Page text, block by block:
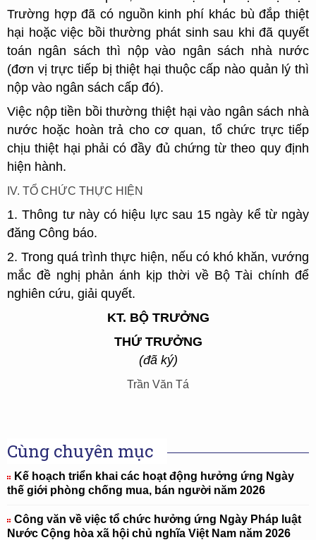
Trường hợp đã có nguồn kinh phí khác bù đắp thiệt
hại hoặc việc bồi thường phát sinh sau khi đã quyết
toán ngân sách thì nộp vào ngân sách nhà nước
(đơn vị trực tiếp bị thiệt hại thuộc cấp nào quản lý thì
nộp vào ngân sách cấp đó).
Việc nộp tiền bồi thường thiệt hại vào ngân sách nhà
nước hoặc hoàn trả cho cơ quan, tổ chức trực tiếp
chịu thiệt hại phải có đầy đủ chứng từ theo quy định
hiện hành.
IV. TỔ CHỨC THỰC HIỆN
1. Thông tư này có hiệu lực sau 15 ngày kể từ ngày
đăng Công báo.
2. Trong quá trình thực hiện, nếu có khó khăn, vướng
mắc đề nghị phản ánh kịp thời về Bộ Tài chính để
nghiên cứu, giải quyết.
KT. BỘ TRƯỞNG
THỨ TRƯỞNG
(đã ký)
Trần Văn Tá
Cùng chuyên mục
Kế hoạch triển khai các hoạt động hưởng ứng Ngày
thế giới phòng chống mua, bán người năm 2026
Công văn về việc tổ chức hưởng ứng Ngày Pháp luật
Nước Cộng hòa xã hội chủ nghĩa Việt Nam năm 2026